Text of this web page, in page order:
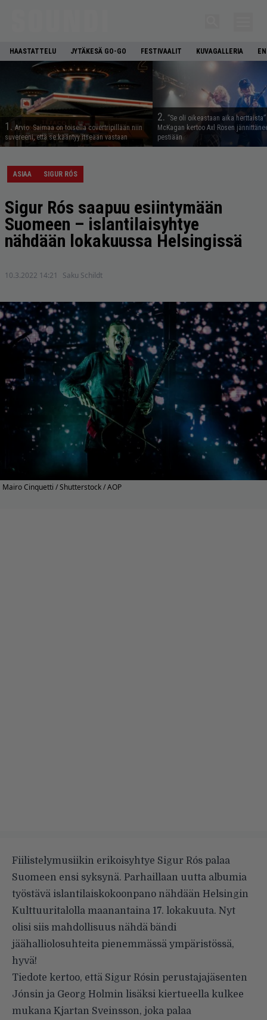
HAASTATTELU JYTÄKESÄ GO-GO FESTIVAALIT KUVAGALLERIA
1. Arvio: Saimaa on toisella covertripillään niin
suvereeni, että se kääntyy itseään vastaan
2. ”Se oli oikeastaan aika
McKagan kertoo Axl Rosen
pestiään
ASIAA SIGUR RÓS
Sigur Rós saapuu esiintymään
Suomeen – islantilaisyhtye
nähdään lokakuussa Helsingissä
10.3.2022 14:21 Saku Schildt
Mairo Cinquetti / Shutterstock / AOP
Fiilistelymusiikin erikoisyhtye Sigur Rós palaa
Suomeen ensi syksynä. Parhaillaan uutta albumia
työstävä islantilaiskokoonpano nähdään Helsingin
Kulttuuritalolla maanantaina 17. lokakuuta. Nyt
olisi siis mahdollisuus nähdä bändi
jäähalliolosuhteita pienemmässä ympäristössä,
hyvä!
Tiedote kertoo, että Sigur Rósin perustajajäsenten
Jónsin ja Georg Holmin lisäksi kiertueella kulkee
mukana Kjartan Sveinsson, joka palaa